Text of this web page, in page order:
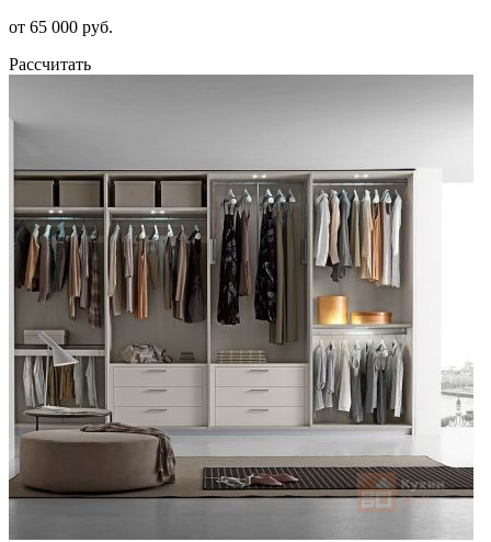
от 65 000 руб.
Рассчитать